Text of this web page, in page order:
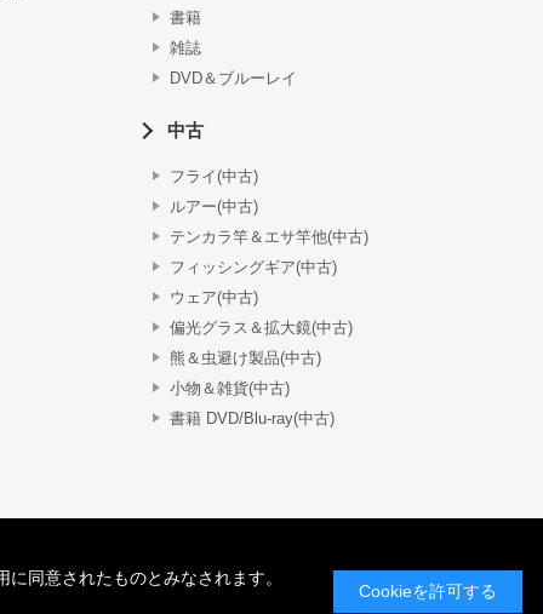
書籍
雑誌
DVD＆ブルーレイ
中古
フライ(中古)
ルアー(中古)
テンカラ竿＆エサ竿他(中古)
フィッシングギア(中古)
ウェア(中古)
偏光グラス＆拡大鏡(中古)
熊＆虫避け製品(中古)
小物＆雑貨(中古)
書籍 DVD/Blu-ray(中古)
同意されたものとみなされます。
Cookieを許可する